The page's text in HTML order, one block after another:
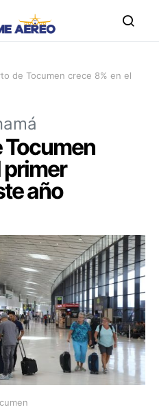
de Tocumen crece 8% en el
primer
año